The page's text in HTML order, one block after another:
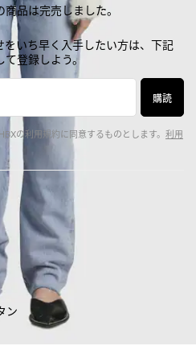
品は完売しました。
いち早く入手したい方は、下記
登録しよう。
購読
の利用規約に同意するものとします。 利用
ン